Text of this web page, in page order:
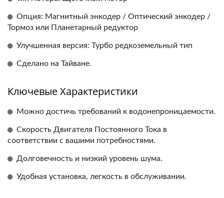
Опция: Магнитный энкодер / Оптический энкодер /
Тормоз или Планетарный редуктор
Улучшенная версия: Турбо редкоземельный тип
Сделано на Тайване.
Ключевые Характеристики
Можно достичь требований к водонепроницаемости.
Скорость Двигателя Постоянного Тока в
соответствии с вашими потребностями.
Долговечность и низкий уровень шума.
Удобная установка, легкость в обслуживании.